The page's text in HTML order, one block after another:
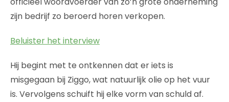
zijn bedrijf zo beroerd horen verkopen.
Beluister het interview
Hij begint met te ontkennen dat er iets is
misgegaan bij Ziggo, wat natuurlijk olie op het vuur
is. Vervolgens schuift hij elke vorm van schuld af.